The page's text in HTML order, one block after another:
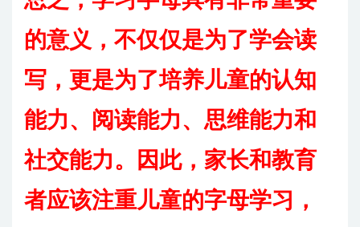
的意义，不仅仅是为了学会读
写，更是为了培养儿童的认知
能力、阅读能力、思维能力和
社交能力。因此，家长和教育
者应该注重儿童的字母学习，